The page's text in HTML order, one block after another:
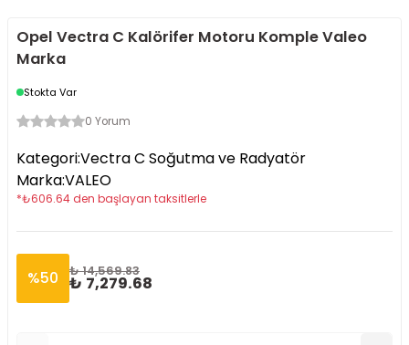
Opel Vectra C Kalörifer Motoru Komple Valeo
Marka
Stokta Var
0 Yorum
Kategori:Vectra C Soğutma ve Radyatör
Marka:VALEO
*₺606.64 den başlayan taksitlerle
%50 ₺ 14,569.83
₺ 7,279.68